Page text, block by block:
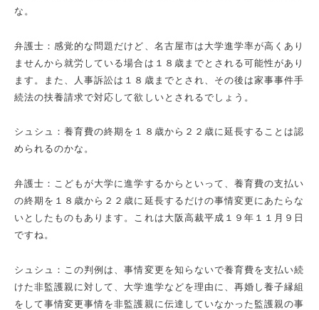
な。
弁護士：感覚的な問題だけど、名古屋市は大学進学率が高くあり
ませんから就労している場合は１８歳までとされる可能性があり
ます。また、人事訴訟は１８歳までとされ、その後は家事事件手
続法の扶養請求で対応して欲しいとされるでしょう。
シュシュ：養育費の終期を１８歳から２２歳に延長することは認
められるのかな。
弁護士：こどもが大学に進学するからといって、養育費の支払い
の終期を１８歳から２２歳に延長するだけの事情変更にあたらな
いとしたものもあります。これは大阪高裁平成１９年１１月９日
ですね。
シュシュ：この判例は、事情変更を知らないで養育費を支払い続
けた非監護親に対して、大学進学などを理由に、再婚し養子縁組
をして事情変更事情を非監護親に伝達していなかった監護親の事